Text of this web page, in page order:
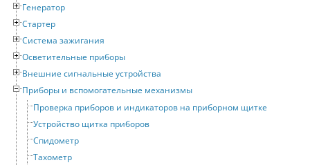
Генератор
Стартер
Система зажигания
Осветительные приборы
Внешние сигнальные устройства
Приборы и вспомогательные механизмы
Проверка приборов и индикаторов на приборном щитке
Устройство щитка приборов
Спидометр
Тахометр